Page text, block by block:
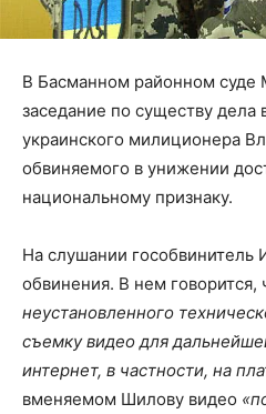
В Басманном районном
заседание по существу дела
украинского милиционера
обвиняемого в унижении
национальному признаку.
На слушании гособвинитель
обвинения. В нем говорится,
неустановленного
съемку видео для
интернет, в частности, на
вменяемом Шилову видео